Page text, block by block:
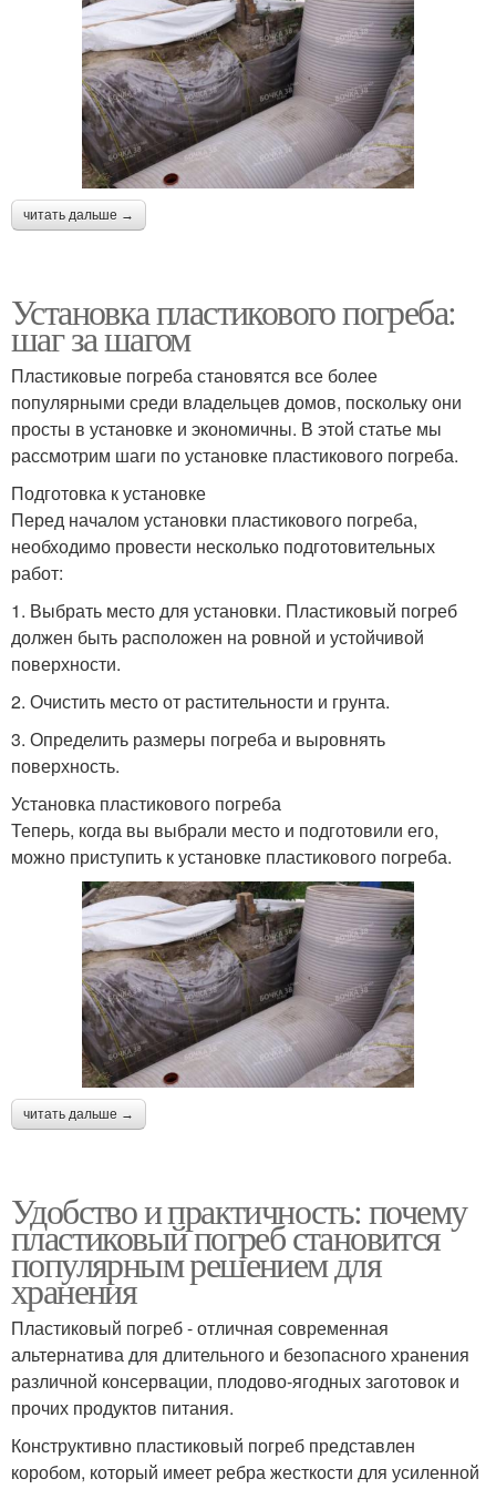
читать дальше →
Установка пластикового погреба:
шаг за шагом
Пластиковые погреба становятся все более
популярными среди владельцев домов, поскольку они
просты в установке и экономичны. В этой статье мы
рассмотрим шаги по установке пластикового погреба.
Подготовка к установке
Перед началом установки пластикового погреба,
необходимо провести несколько подготовительных
работ:
1. Выбрать место для установки. Пластиковый погреб
должен быть расположен на ровной и устойчивой
поверхности.
2. Очистить место от растительности и грунта.
3. Определить размеры погреба и выровнять
поверхность.
Установка пластикового погреба
Теперь, когда вы выбрали место и подготовили его,
можно приступить к установке пластикового погреба.
читать дальше →
Удобство и практичность: почему
пластиковый погреб становится
популярным решением для
хранения
Пластиковый погреб - отличная современная
альтернатива для длительного и безопасного хранения
различной консервации, плодово-ягодных заготовок и
прочих продуктов питания.
Конструктивно пластиковый погреб представлен
коробом, который имеет ребра жесткости для усиленной